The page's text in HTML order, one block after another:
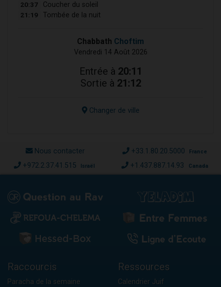
20:37 Coucher du soleil
21:19 Tombée de la nuit
Chabbath Choftim
Vendredi 14 Août 2026
Entrée à 20:11
Sortie à 21:12
Changer de ville
Nous contacter +33.1.80.20.5000 France
+972.2.37.41.515 Israël +1.437.887.14.93 Canada
Raccourcis
Paracha de la semaine
Ressources
Calendrier Juif